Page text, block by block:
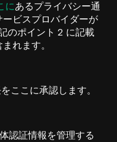
にあるプライバシー通
ビスプロバイダーが
のポイント 2 に記載
れます。
ここに承認します。
認証情報を管理する